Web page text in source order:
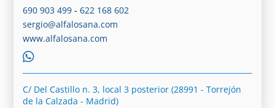
690 903 499 -622 168 602
sergio@alfalosana.com
www.alfalosana.com
C/ Del Castillo n. 3, local 3 posterior (28991 - Torrejón
de la Calzada - Madrid)